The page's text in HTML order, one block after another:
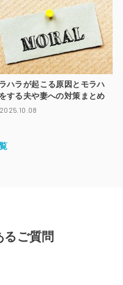
ハラが起こる原因とモラハ
する夫や妻への対策まとめ
2025.10.08
るご質問